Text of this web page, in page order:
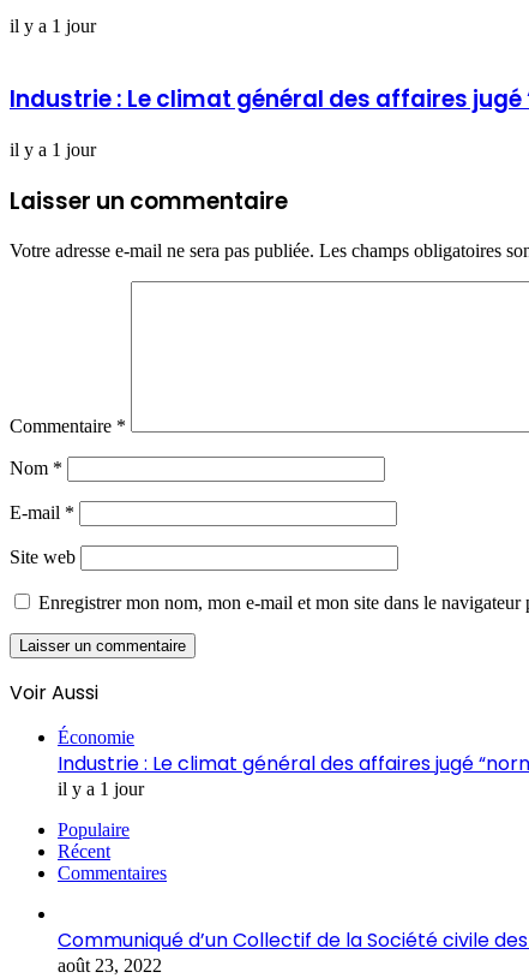
il y a 1 jour
Industrie : Le climat général des affaires
il y a 1 jour
Laisser un commentaire
Votre adresse e-mail ne sera pas publiée. Les champs obligatoires
Commentaire *
Nom *
E-mail *
Site web
Enregistrer mon nom, mon e-mail et mon site dans le
Voir Aussi
Économie
Industrie : Le climat général des affaires jugé
il y a 1 jour
Populaire
Récent
Commentaires
Communiqué d’un Collectif de la Société civile des
août 23, 2022